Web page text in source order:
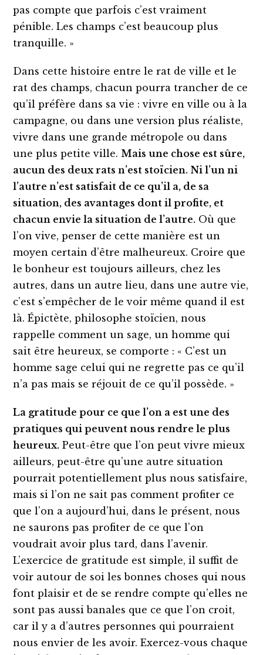
pas compte que parfois c’est vraiment
pénible. Les champs c’est beaucoup plus
tranquille. »
Dans cette histoire entre le rat de ville et le
rat des champs, chacun pourra trancher de ce
qu’il préfère dans sa vie : vivre en ville ou à la
campagne, ou dans une version plus réaliste,
vivre dans une grande métropole ou dans
une plus petite ville. Mais une chose est sûre,
aucun des deux rats n’est stoïcien. Ni l’un ni
l’autre n’est satisfait de ce qu’il a, de sa
situation, des avantages dont il profite, et
chacun envie la situation de l’autre. Où que
l’on vive, penser de cette manière est un
moyen certain d’être malheureux. Croire que
le bonheur est toujours ailleurs, chez les
autres, dans un autre lieu, dans une autre vie,
c’est s’empêcher de le voir même quand il est
là. Épictète, philosophe stoïcien, nous
rappelle comment un sage, un homme qui
sait être heureux, se comporte : « C’est un
homme sage celui qui ne regrette pas ce qu’il
n’a pas mais se réjouit de ce qu’il possède. »
La gratitude pour ce que l’on a est une des
pratiques qui peuvent nous rendre le plus
heureux. Peut-être que l’on peut vivre mieux
ailleurs, peut-être qu’une autre situation
pourrait potentiellement plus nous satisfaire,
mais si l’on ne sait pas comment profiter ce
que l’on a aujourd’hui, dans le présent, nous
ne saurons pas profiter de ce que l’on
voudrait avoir plus tard, dans l’avenir.
L’exercice de gratitude est simple, il suffit de
voir autour de soi les bonnes choses qui nous
font plaisir et de se rendre compte qu’elles ne
sont pas aussi banales que ce que l’on croit,
car il y a d’autres personnes qui pourraient
nous envier de les avoir. Exercez-vous chaque